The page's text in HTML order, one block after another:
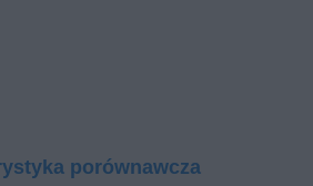
porównawcza